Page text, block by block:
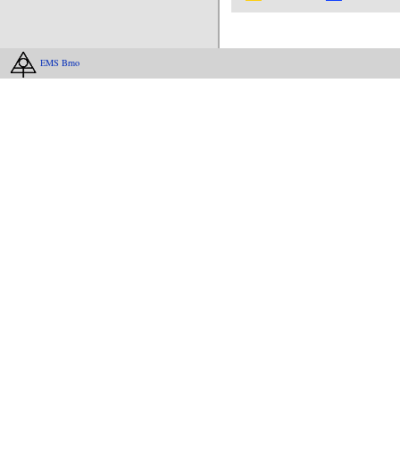
EMS Brno